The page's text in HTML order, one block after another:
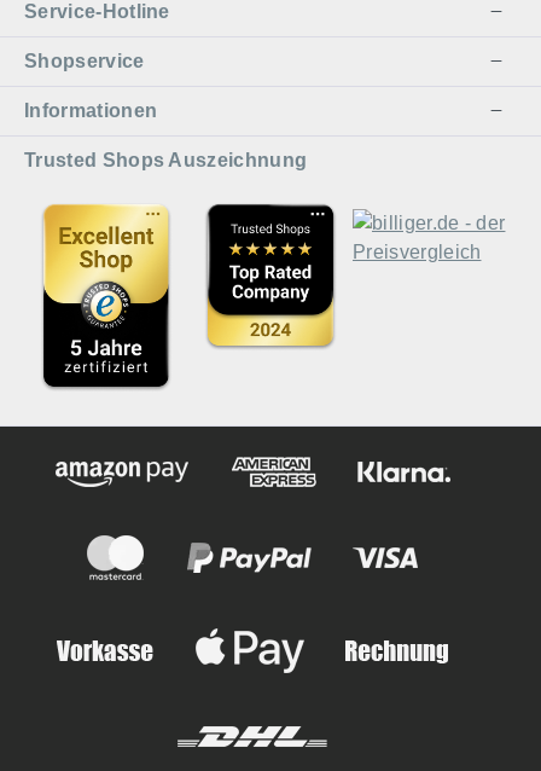
Service-Hotline
Shopservice
Informationen
Trusted Shops Auszeichnung